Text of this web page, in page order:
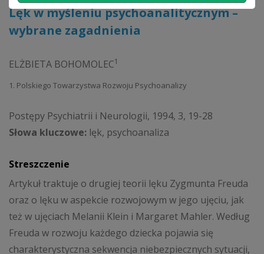
Lęk w myśleniu psychoanalitycznym –
wybrane zagadnienia
ELŻBIETA BOHOMOLEC1
1. Polskiego Towarzystwa Rozwoju Psychoanalizy
Postępy Psychiatrii i Neurologii, 1994, 3, 19-28
Słowa kluczowe: lęk, psychoanaliza
Streszczenie
Artykuł traktuje o drugiej teorii lęku Zygmunta Freuda
oraz o lęku w aspekcie rozwojowym w jego ujęciu, jak
też w ujęciach Melanii Klein i Margaret Mahler. Według
Freuda w rozwoju każdego dziecka pojawia się
charakterystyczna sekwencja niebezpiecznych sytuacji,